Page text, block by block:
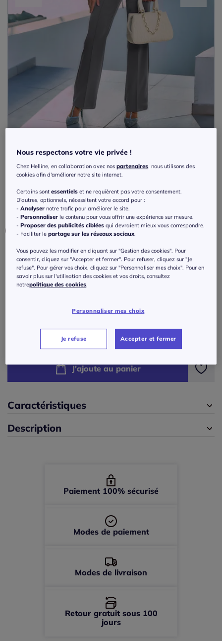
Tailleurs pantalons avec ceinture et coupe
ajustée
Couleur : anthracite
Taille :
52 -En stock
épuisé
44 -épuisé
46 - épuisé
ou 3 fois 59,68 € sans frais ?
J'ajoute au panier
Caractéristiques
Description
Paiement 100% sécurisé
Modes de paiement
Modes de livraison
Retour gratuit sous 100
jours
Nous respectons votre vie privée !
Chez Helline, en collaboration avec nospartenaires, nous utilisons des
cookies afin d'améliorer notre site internet.
Certains sontessentiels et ne requièrent pas votre consentement.
D'autres, optionnels, nécessitent votre accord pour :
-Analyser notre trafic pour améliorer le site.
-Personnaliser le contenu pour vous offrir une expérience sur mesure.
-Proposer des publicités ciblées qui devraient mieux vous correspondre.
- Faciliter lepartage sur les réseaux sociaux.
Vous pouvez les modifier en cliquant sur "Gestion des cookies". Pour
consentir, cliquez sur "Accepter et fermer". Pour refuser, cliquez sur "Je
refuse". Pour gérer vos choix, cliquez sur "Personnaliser mes choix". Pour en
savoir plus sur l'utilisation des cookies et vos droits, consultez
notrepolitique des cookies.
Personnaliser mes choix
Je refuse Accepter et fermer